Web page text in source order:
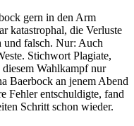
gern in den Arm
katastrophal, die Verluste
und falsch. Nur: Auch
Stichwort Plagiate,
Wahlkampf nur
Baerbock an jenem Abend
Fehler entschuldigte, fand
Schritt schon wieder.